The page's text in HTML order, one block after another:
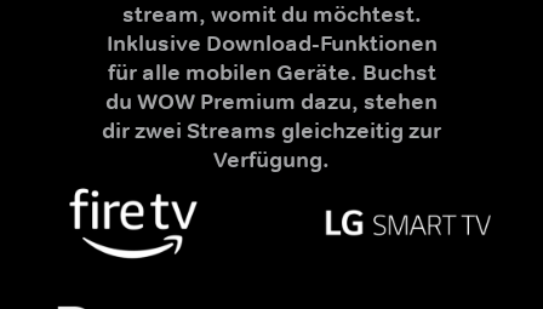
stream, womit du möchtest.
Inklusive Download-Funktionen
für alle mobilen Geräte. Buchst
du WOW Premium dazu, stehen
dir zwei Streams gleichzeitig zur
Verfügung.